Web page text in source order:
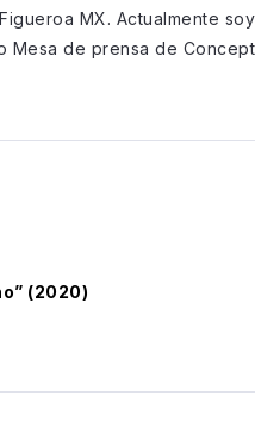
MX. Actualmente
Mesa de prensa de
(2020)